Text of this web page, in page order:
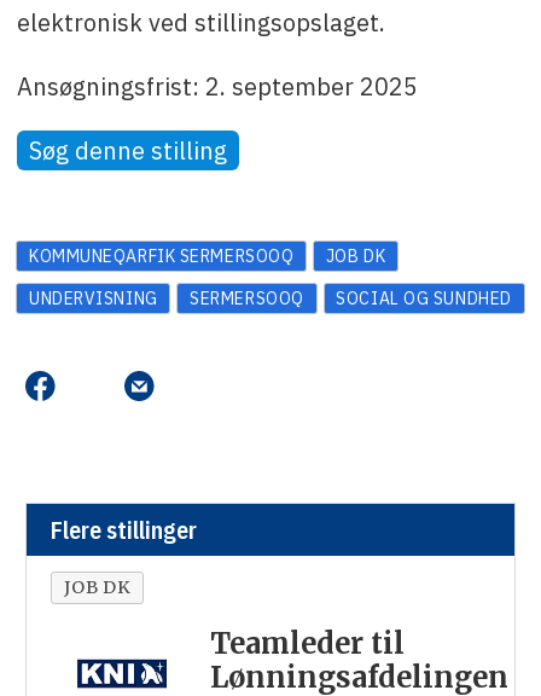
elektronisk ved stillingsopslaget.
Ansøgningsfrist: 2. september 2025
Søg denne stilling
KOMMUNEQARFIK SERMERSOOQ
JOB DK
UNDERVISNING
SERMERSOOQ SOCIAL OG SUNDHED
Flere stillinger
JOB DK
Teamleder til
Lønningsafdelingen